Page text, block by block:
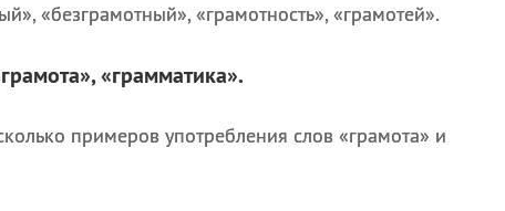
«безграмотный», «грамотность», «грамотей».
«грамматика».
примеров употребления слов «грамота» и